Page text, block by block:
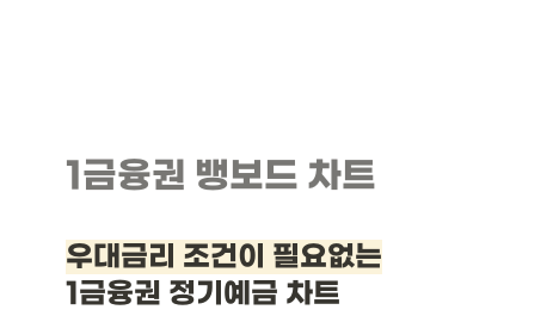
1금융권 뱅보드 차트
우대금리 조건이 필요없는
1금융권 정기예금 차트